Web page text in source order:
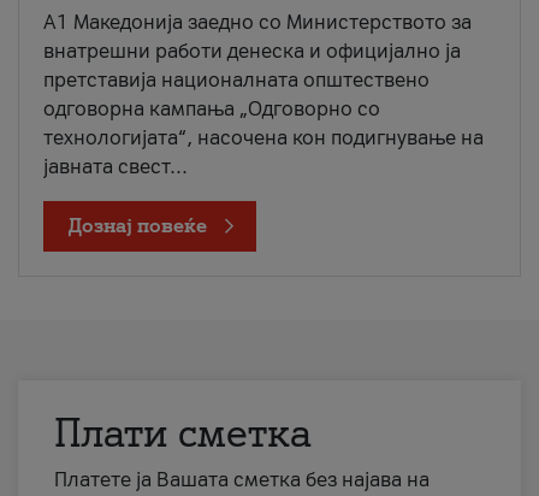
A1 Македонија заедно со Министерството за
внатрешни работи денеска и официјално ја
претставија националната општествено
одговорна кампања „Одговорно со
технологијата“, насочена кон подигнување на
јавната свест...
Дознај повеќе
Плати сметка
Платете ја Вашата сметка без најава на